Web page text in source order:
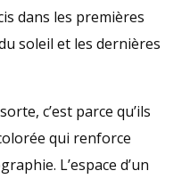
dans les premières
soleil et les dernières
c’est parce qu’ils
qui renforce
L’espace d’un